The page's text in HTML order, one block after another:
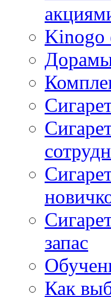
Kinogo
запас
Как